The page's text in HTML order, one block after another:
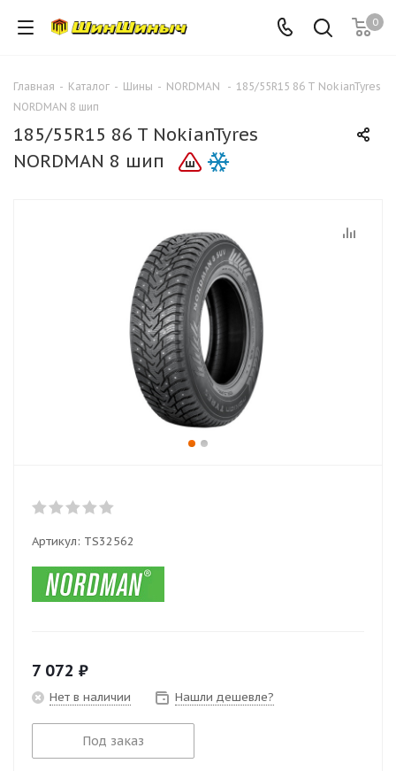
0
Главная - Каталог - Шины - NORDMAN - 185/55R15 86 T NokianTyres
NORDMAN 8 шип
185/55R15 86 T NokianTyres
NORDMAN 8 шип
Артикул: TS32562
7 072 ₽
Нет в наличии Нашли дешевле?
Под заказ